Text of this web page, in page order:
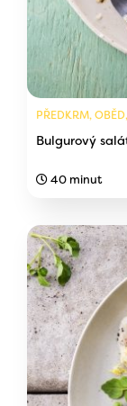
PŘEDKRM,
Bulgurový
40 minut